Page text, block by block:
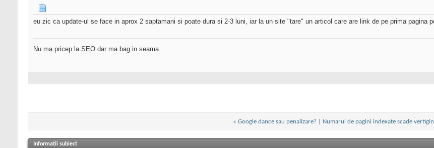
eu zic ca update-ul se face in aprox 2 saptamani si poate dura si 2-3 luni, iar la un site "tare" un articol care are link de pe prima pagina
Nu ma pricep la SEO dar ma bag in seama
« Google dance sau penalizare?| Numarul de pagini indexate scade
Informații subiect